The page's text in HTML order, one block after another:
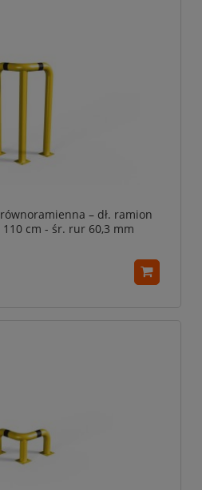
– dł. ramion
110 cm - śr. rur 60,3 mm